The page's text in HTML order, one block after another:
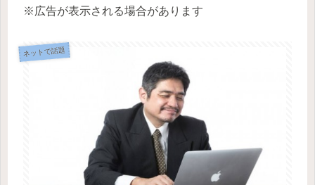
※広告が表示される場合があります
ネットで話題